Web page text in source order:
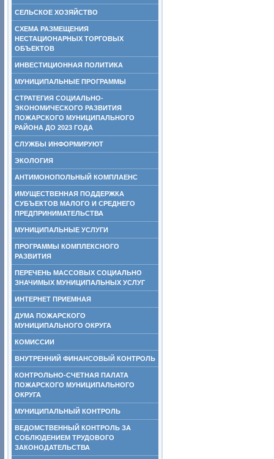
СЕЛЬСКОЕ ХОЗЯЙСТВО
СХЕМА РАЗМЕЩЕНИЯ
НЕСТАЦИОНАРНЫХ ТОРГОВЫХ
ОБЪЕКТОВ
ИНВЕСТИЦИОННАЯ ПОЛИТИКА
МУНИЦИПАЛЬНЫЕ ПРОГРАММЫ
СТРАТЕГИЯ СОЦИАЛЬНО-
ЭКОНОМИЧЕСКОГО РАЗВИТИЯ
ПОЖАРСКОГО МУНИЦИПАЛЬНОГО
РАЙОНА ДО 2023 ГОДА
СЛУЖБЫ ИНФОРМИРУЮТ
ЭКОЛОГИЯ
АНТИМОНОПОЛЬНЫЙ КОМПЛАЕНС
ИМУЩЕСТВЕННАЯ ПОДДЕРЖКА
СУБЪЕКТОВ МАЛОГО И СРЕДНЕГО
ПРЕДПРИНИМАТЕЛЬСТВА
МУНИЦИПАЛЬНЫЕ УСЛУГИ
ПРОГРАММЫ КОМПЛЕКСНОГО
РАЗВИТИЯ
ПЕРЕЧЕНЬ МАССОВЫХ СОЦИАЛЬНО
ЗНАЧИМЫХ МУНИЦИПАЛЬНЫХ УСЛУГ
ИНТЕРНЕТ ПРИЕМНАЯ
ДУМА ПОЖАРСКОГО
МУНИЦИПАЛЬНОГО ОКРУГА
КОМИССИИ
ВНУТРЕННИЙ ФИНАНСОВЫЙ КОНТРОЛЬ
КОНТРОЛЬНО-СЧЕТНАЯ ПАЛАТА
ПОЖАРСКОГО МУНИЦИПАЛЬНОГО
ОКРУГА
МУНИЦИПАЛЬНЫЙ КОНТРОЛЬ
ВЕДОМСТВЕННЫЙ КОНТРОЛЬ ЗА
СОБЛЮДЕНИЕМ ТРУДОВОГО
ЗАКОНОДАТЕЛЬСТВА